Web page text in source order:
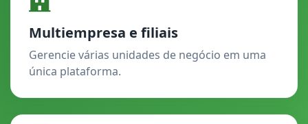
Multiempresa e filiais
Gerencie várias unidades de negócio em uma
única plataforma.